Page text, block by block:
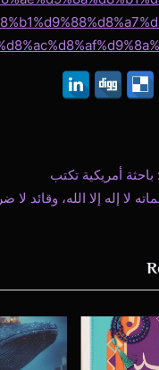
أمريكية تكتب
لا إله إلا الله، وقائد لا